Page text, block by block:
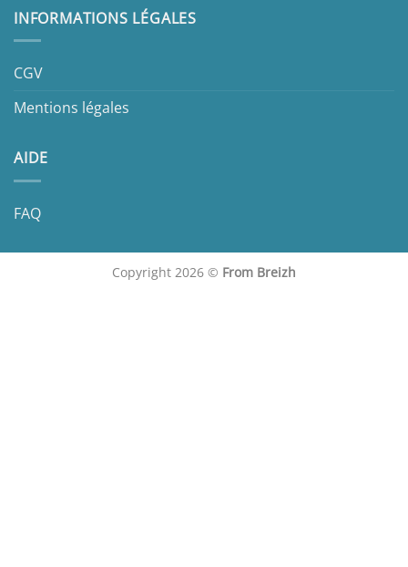
INFORMATIONS LÉGALES
CGV
Mentions légales
AIDE
FAQ
Copyright 2026 © From Breizh